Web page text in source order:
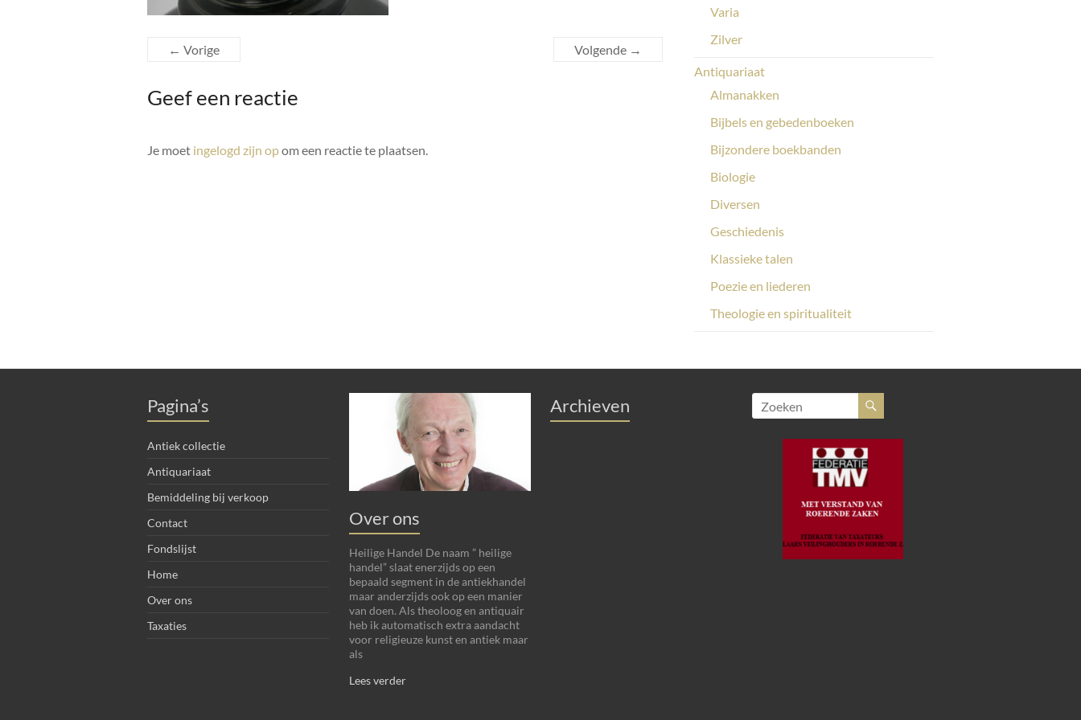
← Vorige Volgende →
Geef een reactie
Je moet ingelogd zijn opom een reactie te plaatsen.
Varia
Zilver
Antiquariaat
Almanakken
Bijbels en gebedenboeken
Bijzondere boekbanden
Biologie
Diversen
Geschiedenis
Klassieke talen
Poezie en liederen
Theologie en spiritualiteit
Pagina’s
Antiek collectie
Antiquariaat
Bemiddeling bij verkoop
Contact
Fondslijst
Home
Over ons
Taxaties
Over ons
Heilige Handel De naam ” heilige
handel” slaat enerzijds op een
bepaald segment in de antiekhandel
maar anderzijds ook op een manier
van doen. Als theoloog en antiquair
heb ik automatisch extra aandacht
voor religieuze kunst en antiek maar
als
Lees verder
Archieven